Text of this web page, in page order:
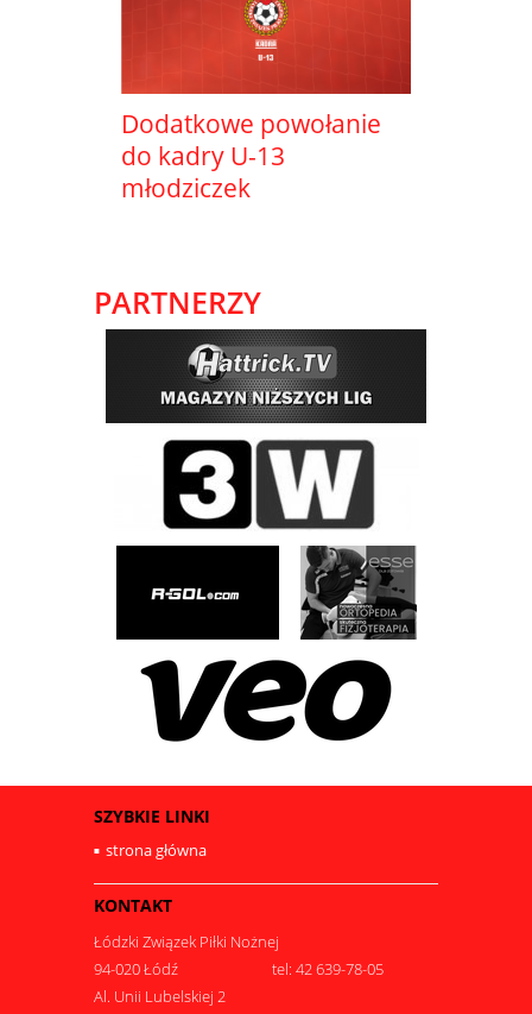
Dodatkowe powołanie
do kadry U-13
młodziczek
PARTNERZY
SZYBKIE LINKI
strona główna
KONTAKT
Łódzki Związek Piłki Nożnej
94-020 Łódź
tel: 42 639-78-05
Al. Unii Lubelskiej 2